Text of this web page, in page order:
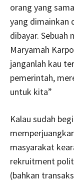
orang yang
yang dimainkan
dibayar. Sebuah
Maryamah
janganlah kau
pemerintah,
untuk kita”
Kalau sudah
masyarakat
rekruitment
(bahkan